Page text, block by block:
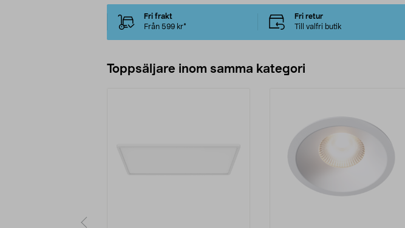
Fri frakt
Från 599 kr*
Fri retur
Till valfri butik
Toppsäljare inom samma kategori